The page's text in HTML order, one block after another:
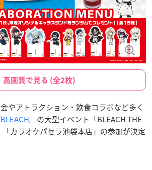
高画質で見る (全2枚)
やアトラクション・飲食コラボなど多く
BLEACH』の大型イベント「BLEACH THE
「カラオケパセラ池袋本店」の参加が決定